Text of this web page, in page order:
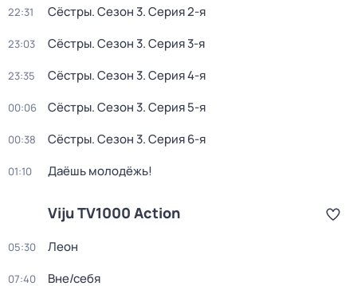
22:31 Сёстры. Сезон 3. Серия 2-я
23:03 Сёстры. Сезон 3. Серия 3-я
23:35 Сёстры. Сезон 3. Серия 4-я
00:06 Сёстры. Сезон 3. Серия 5-я
00:38 Сёстры. Сезон 3. Серия 6-я
01:10 Даёшь молодёжь!
Viju TV1000 Action
05:30 Леон
07:40 Вне/себя